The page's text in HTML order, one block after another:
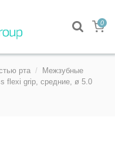
0
рта
Межзубные
flexi grip, средние, ø 5.0